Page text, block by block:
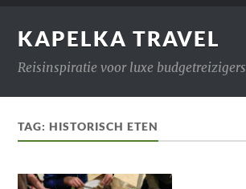
KAPELKA TRAVEL
Reisinspiratie voor luxe budgetreizigers
TAG:HISTORISCH ETEN